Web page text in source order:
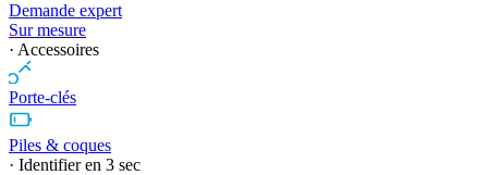
Demande expert
Sur mesure
· Accessoires
Porte-clés
Piles & coques
· Identifier en 3 sec